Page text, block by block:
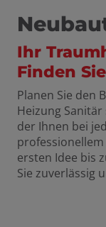
Ihr
Finden
Planen Sie den
Heizung
der Ihnen bei
ersten Idee bis
Sie zuverlässig